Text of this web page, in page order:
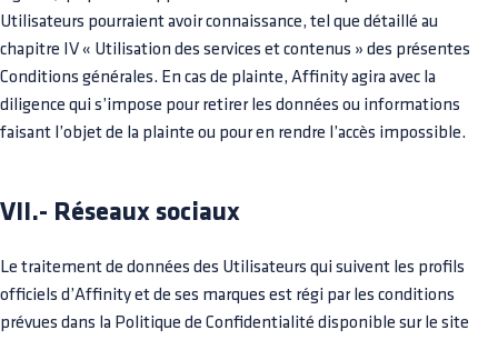
Utilisateurs pourraient avoir connaissance, tel que détaillé au
chapitre IV « Utilisation des services et contenus » des présentes
Conditions générales. En cas de plainte, Affinity agira avec la
diligence qui s’impose pour retirer les données ou informations
faisant l’objet de la plainte ou pour en rendre l’accès impossible.
VII.- Réseaux sociaux
Le traitement de données des Utilisateurs qui suivent les profils
officiels d’Affinity et de ses marques est régi par les conditions
prévues dans la Politique de Confidentialité disponible sur le site